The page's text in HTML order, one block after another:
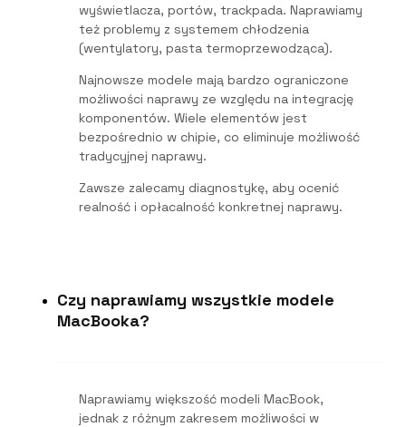
wyświetlacza, portów, trackpada. Naprawiamy
też problemy z systemem chłodzenia
(wentylatory, pasta termoprzewodząca).
Najnowsze modele mają bardzo ograniczone
możliwości naprawy ze względu na integrację
komponentów. Wiele elementów jest
bezpośrednio w chipie, co eliminuje możliwość
tradycyjnej naprawy.
Zawsze zalecamy diagnostykę, aby ocenić
realność i opłacalność konkretnej naprawy.
Czy naprawiamy wszystkie modele
MacBooka?
Naprawiamy większość modeli MacBook,
jednak z różnym zakresem możliwości w